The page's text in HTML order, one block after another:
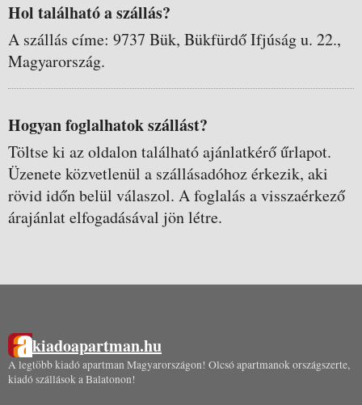
Hol található a szállás?
A szállás címe: 9737 Bük, Bükfürdő Ifjúság u. 22.,
Magyarország.
Hogyan foglalhatok szállást?
Töltse ki az oldalon található ajánlatkérő űrlapot.
Üzenete közvetlenül a szállásadóhoz érkezik, aki
rövid időn belül válaszol. A foglalás a visszaérkező
árajánlat elfogadásával jön létre.
kiadoapartman.hu
A legtöbb kiadó apartman Magyarországon! Olcsó apartmanok országszerte,
kiadó szállások a Balatonon!